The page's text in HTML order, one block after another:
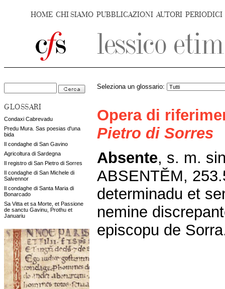
HOME CHI SIAMO PUBBLICAZIONI AUTORI PERIODICI
GLOSSARI
Condaxi Cabrevadu
Predu Mura. Sas poesias d'una
bida
Il condaghe di San Gavino
Agricoltura di Sardegna
Il registro di San Pietro di Sorres
Il condaghe di San Michele di
Salvennor
Il condaghe di Santa Maria di
Bonarcado
Sa Vitta et sa Morte, et Passione
de sanctu Gavinu, Prothu et
Januariu
Seleziona un glossario:
Opera di
Pietro di Sorres
Absente, s. m.
ABSENTĔM,
determinadu et
nemine
episcopu de